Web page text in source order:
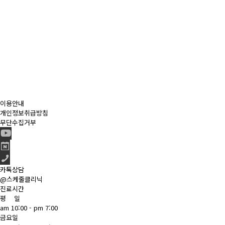
이용안내
개인정보취급방침
무단수집거부
카톡상담
@스케줄클리닉
진료시간
평 일
am 10:00 - pm 7:00
금요일